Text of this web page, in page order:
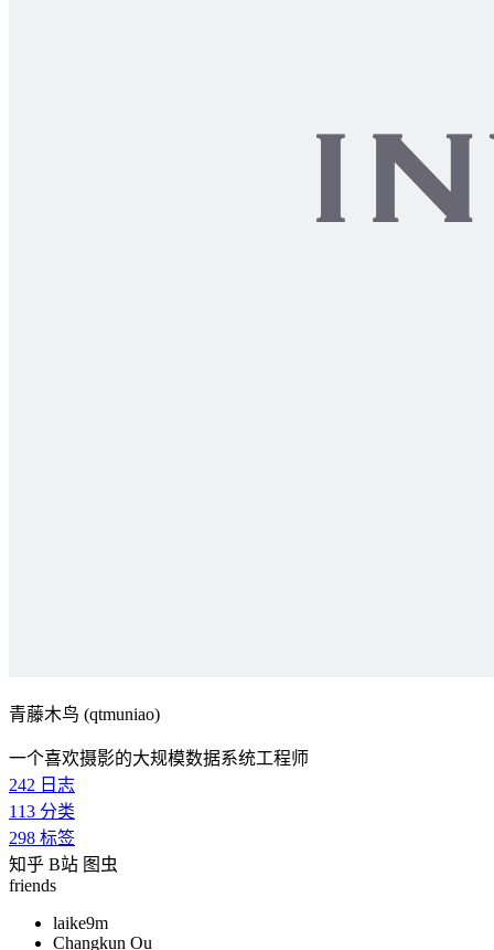
青藤木鸟 (qtmuniao)
一个喜欢摄影的大规模数据系统工程师
242 日志
113 分类
298 标签
知乎 B站 图虫
friends
laike9m
Changkun Ou